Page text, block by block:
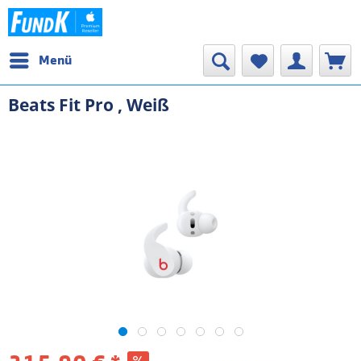
Menü
Beats Fit Pro , Weiß